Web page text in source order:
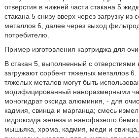
отверстия в нижней части стакана 5
стакана 5 снизу вверх через загрузку из
металлов 6, далее через выход
потребителю.
Пример изготовления картриджа для
В стакан 5, выполненный с отверстиями
загружают сорбент тяжелых металлов 6.
тяжелых металов могут быть
модифицированный наноразмерными
моногидрат оксида алюминия, - для
кадмия, свинца и марганца; смесь
гидроксида железа и нанофазного
мышьяка, хрома, кадмия, меди и